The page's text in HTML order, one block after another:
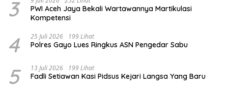
3
PWI Aceh Jaya Bekali Wartawannya Martikulasi
Kompetensi
4 25 Juli 2026 199 Lihat
Polres Gayo Lues Ringkus ASN Pengedar Sabu
5 13 Juli 2026 199 Lihat
Fadli Setiawan Kasi Pidsus Kejari Langsa Yang Baru